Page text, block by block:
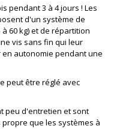
pendant 3 à 4 jours ! Les
d'un système de
60 kg) et de répartition
vis sans fin qui leur
autonomie pendant une
peut être réglé avec
peu d'entretien et sont
que les systèmes à